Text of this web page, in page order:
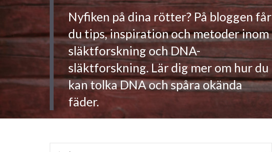
Nyfiken på dina rötter? På bloggen får
du tips, inspiration och metoder inom
släktforskning och DNA-
släktforskning. Lär dig mer om hur du
kan tolka DNA och spåra okända
fäder.